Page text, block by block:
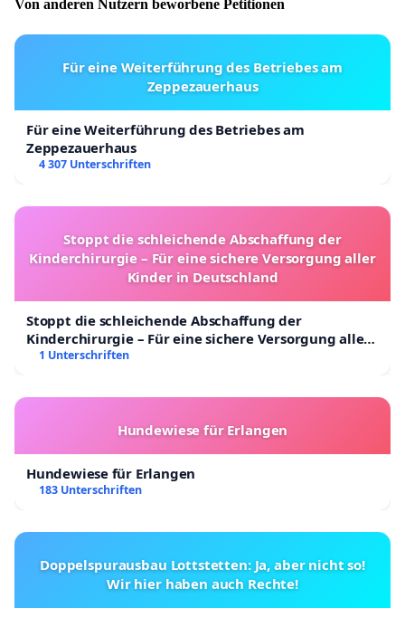
Von anderen Nutzern beworbene Petitionen
Für eine Weiterführung des Betriebes am
Zeppezauerhaus
Für eine Weiterführung des Betriebes am
Zeppezauerhaus
4 307 Unterschriften
Stoppt die schleichende Abschaffung der
Kinderchirurgie – Für eine sichere Versorgung aller
Kinder in Deutschland
Stoppt die schleichende Abschaffung der
Kinderchirurgie – Für eine sichere Versorgung aller
Kinder in Deutschland
1 Unterschriften
Hundewiese für Erlangen
Hundewiese für Erlangen
183 Unterschriften
Doppelspurausbau Lottstetten: Ja, aber nicht so!
Wir hier haben auch Rechte!